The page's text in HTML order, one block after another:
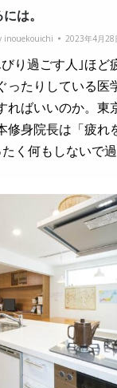
は。
inouekouichi 2023年4月28
り過ごす人｣ほど
ったりしている医
ればいいのか。東
修身院長は「疲れ
く何もしないで